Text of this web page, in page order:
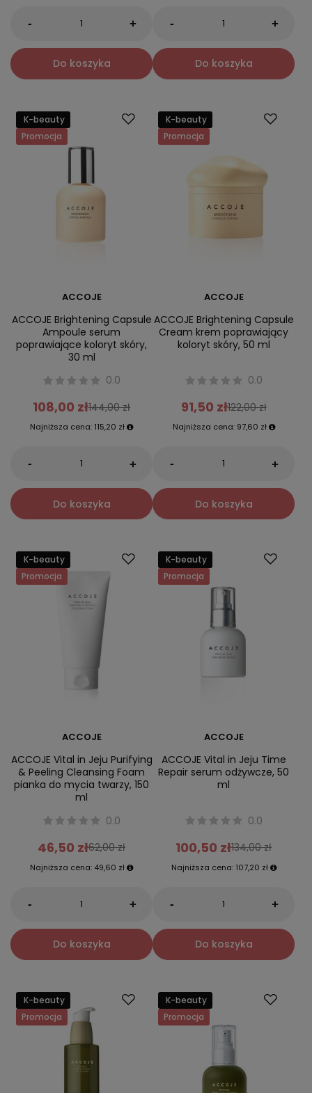
- +
Do koszyka
- +
Do koszyka
K-beauty
Promocja
ACCOJE
ACCOJE Brightening Capsule
Ampoule serum
poprawiające koloryt skóry,
30 ml
0.0
108,00 zł144,00 zł
Najniższa cena: 115,20 zł
- +
Do koszyka
K-beauty
Promocja
ACCOJE
ACCOJE Brightening Capsule
Cream krem poprawiający
koloryt skóry, 50 ml
0.0
91,50 zł122,00 zł
Najniższa cena: 97,60 zł
- +
Do koszyka
K-beauty
Promocja
ACCOJE
ACCOJE Vital in Jeju Purifying
& Peeling Cleansing Foam
pianka do mycia twarzy, 150
ml
0.0
46,50 zł62,00 zł
Najniższa cena: 49,60 zł
- +
Do koszyka
K-beauty
Promocja
ACCOJE
ACCOJE Vital in Jeju Time
Repair serum odżywcze, 50
ml
0.0
100,50 zł134,00 zł
Najniższa cena: 107,20 zł
- +
Do koszyka
K-beauty
Promocja
K-beauty
Promocja